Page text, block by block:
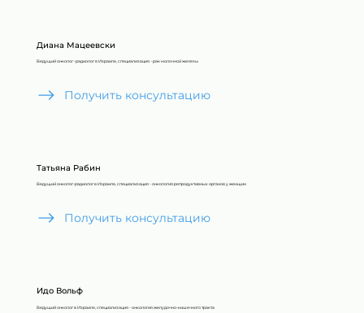
Диана Мацеевски
Ведущий онколог -радиолог в Израиле, специализация - рак молочной железы
Получить консультацию
Татьяна Рабин
Ведущий онколог-радиолог в Израиле, специализация - онкология репродуктивных органов у женщин
Получить консультацию
Идо Вольф
Ведущий онколог в Израиле, специализация - онкология желудочно-кишечного тракта